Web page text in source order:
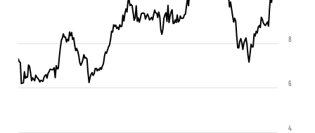
4
6
8